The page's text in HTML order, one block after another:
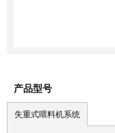
产品型号
失重式喂料机系统